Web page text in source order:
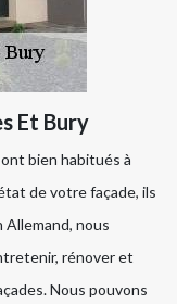
Et Bury
bien habitués à
de votre façade, ils
Allemand, nous
rénover et
Nous pouvons